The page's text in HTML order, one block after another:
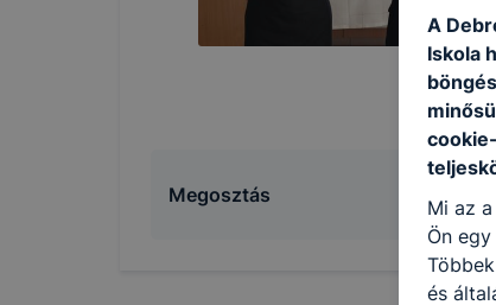
Megosztás
A
Iskola
Mi az
Ön
és